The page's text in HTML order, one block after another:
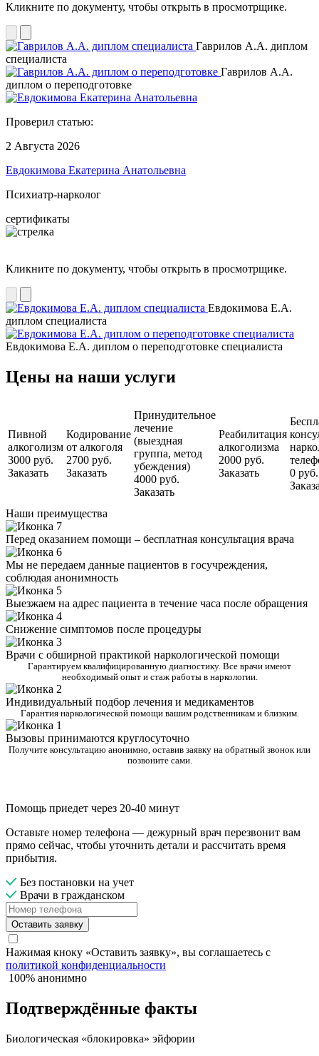
Кликните по документу, чтобы открыть в просмотрщике.
Гаврилов А.А. диплом
специалиста
Гаврилов А.А.
диплом о переподготовке
Проверил статью:
2 Августа 2026
Евдокимова Екатерина Анатольевна
Психиатр-нарколог
сертификаты
Кликните по документу, чтобы открыть в просмотрщике.
Евдокимова Е.А.
диплом специалиста
Евдокимова Е.А. диплом о переподготовке специалиста
Цены на наши услуги
Пивной
алкоголизм
3000 руб.
Заказать
Кодирование
от алкоголя
2700 руб.
Заказать
Принудительное
лечение
(выездная
группа, метод
убеждения)
4000 руб.
Заказать
Реабилитация
алкоголизма
2000 руб.
Заказать
0 руб.
Наши преимущества
Перед оказанием помощи – бесплатная консультация врача
Мы не передаем данные пациентов в госучреждения,
соблюдая анонимность
Выезжаем на адрес пациента в течение часа после обращения
Снижение симптомов после процедуры
Врачи с обширной практикой наркологической помощи
Гарантируем квалифицированную диагностику. Все врачи имеют
необходимый опыт и стаж работы в наркологии.
Индивидуальный подбор лечения и медикаментов
Гарантия наркологической помощи вашим родственникам и близким.
Вызовы принимаются круглосуточно
Получите консультацию анонимно, оставив заявку на обратный звонок или
позвоните сами.
Помощь приедет через 20-40 минут
Оставьте номер телефона — дежурный врач перезвонит вам
прямо сейчас, чтобы уточнить детали и рассчитать время
прибытия.
Без постановки на учет
Врачи в гражданском
Оставить заявку
Нажимая кноку «Оставить заявку», вы соглашаетесь с
политикой конфиденциальности
100% анонимно
Подтверждённые факты
Биологическая «блокировка» эйфории